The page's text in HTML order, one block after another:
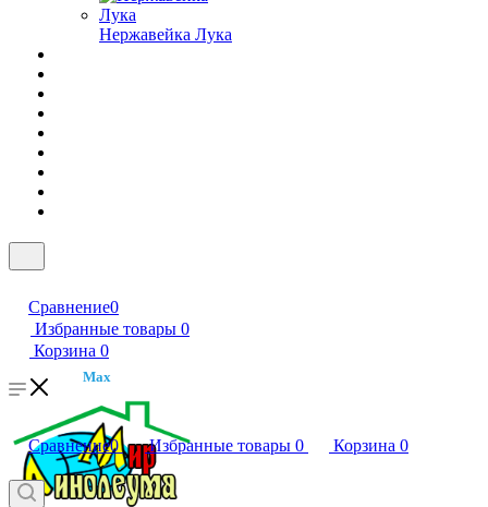
Нержавейка Лука
Сравнение0
Избранные товары 0
Корзина 0
Max
Сравнение0 Избранные товары 0 Корзина 0